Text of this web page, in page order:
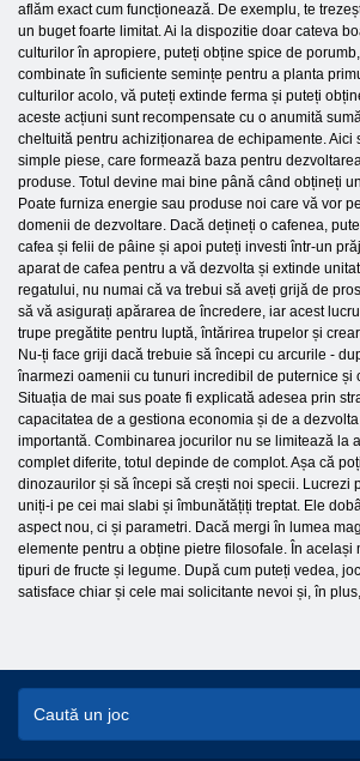
aflăm exact cum funcționează. De exemplu, te
un buget foarte limitat. Ai la dispozitie doar cateva
culturilor în apropiere, puteți obține spice de
combinate în suficiente semințe pentru a planta
culturilor acolo, vă puteți extinde ferma și puteți
aceste acțiuni sunt recompensate cu o anumită
cheltuită pentru achiziționarea de echipamente. Aici
simple piese, care formează baza pentru
produse. Totul devine mai bine până când obțineți
Poate furniza energie sau produse noi care vă vor
domenii de dezvoltare. Dacă dețineți o cafenea,
cafea și felii de pâine și apoi puteți investi într-un
aparat de cafea pentru a vă dezvolta și extinde
regatului, nu numai că va trebui să aveți grijă de
să vă asigurați apărarea de încredere, iar acest
trupe pregătite pentru luptă, întărirea trupelor și
Nu-ți face griji dacă trebuie să începi cu arcurile -
înarmezi oamenii cu tunuri incredibil de puternice și
Situația de mai sus poate fi explicată adesea prin
capacitatea de a gestiona economia și de a
importantă. Combinarea jocurilor nu se limitează la
complet diferite, totul depinde de complot. Așa că
dinozaurilor și să începi să crești noi specii. Lucrezi
uniți-i pe cei mai slabi și îmbunătățiți treptat. Ele
aspect nou, ci și parametri. Dacă mergi în lumea
elemente pentru a obține pietre filosofale. În același
tipuri de fructe și legume. După cum puteți vedea,
satisface chiar și cele mai solicitante nevoi și, în